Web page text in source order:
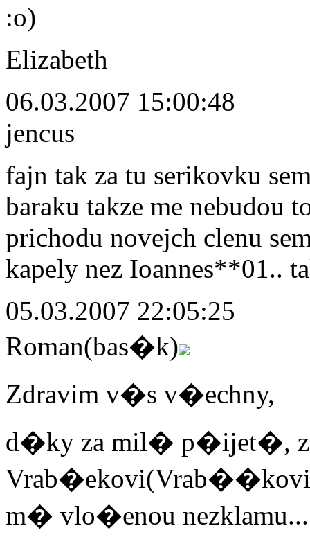
:o)
Elizabeth
06.03.2007 15:00:48
jencus
fajn tak za tu serikovku
baraku takze me nebudou
prichodu novejch clenu
kapely nez Ioannes**01..
05.03.2007 22:05:25
Roman(bas�k)
Zdravim v�s v�echny,
d�ky za mil� p�ijet�,
m� vlo�enou nezklamu...